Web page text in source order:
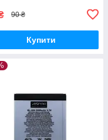
90 ₴
Купити